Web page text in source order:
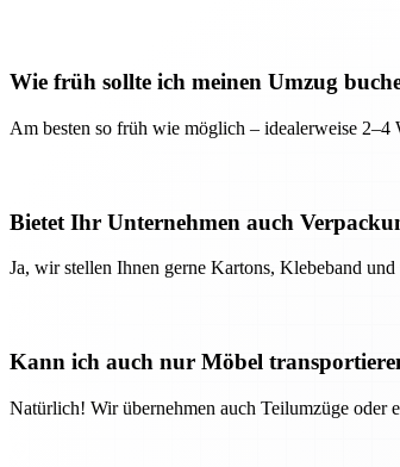
Wie früh sollte ich meinen Umzug
Am besten so früh wie möglich – idealerweise
Bietet Ihr Unternehmen auch
Ja, wir stellen Ihnen gerne Kartons, Klebeband
Kann ich auch nur Möbel
Natürlich! Wir übernehmen auch Teilumzüge oder